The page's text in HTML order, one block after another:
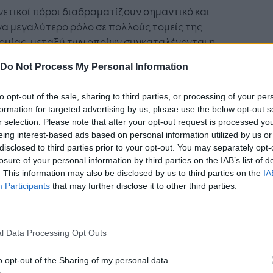
Do Not Process My Personal Information
opt-out of the sale, sharing to third parties, or processing of your
for targeted advertising by us, please use the below opt-out
selection. Please note that after your opt-out request is processed
interest-based ads based on personal information utilized by us
to third parties prior to your opt-out. You may separately
of your personal information by third parties on the IAB’s list of
This information may also be disclosed by us to third parties on the
Participants that may further disclose it to other third parties.
Data Processing Opt Outs
opt-out of the Sharing of my personal data.
πόροι διαδραματίζουν σημαντικό και
μεγαλύτερο ρόλο σε πολλούς τομείς της
μεταξύ των οποίων συγκαταλέγονται η
και η φαρμακοβιομηχανία. Πολλοί από
(hotspot) βιοποικιλότητας που βρίσκονται σε
χώρες. Εξαιτίας της απουσίας
κανόνων, ορισμένες χώρες ισχυρίζονται ότι οι
ερευνητές παραβιάζουν τα κυριαρχικά
πρόκειται για την κατάσταση που
«βιοπειρατεία». Αυτή η έλλειψη
είχε κάποιες φορές ως αποτέλεσμα την
περιοριστικών όρων που παρεμποδίζουν την
που κατατέθηκαν σήμερα επιδιώκεται να
οι σχετικές ανησυχίες και,
να μεγιστοποιηθούν οι δυνατότητες